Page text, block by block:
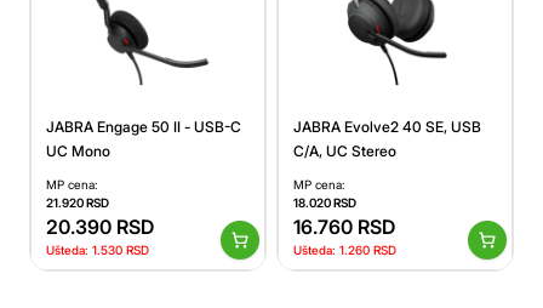
JABRA Engage 50 II - USB-C
UC Mono
MP cena:
21.920RSD
20.390 RSD
Ušteda: 1.530 RSD
JABRA Evolve2 40 SE, USB
C/A, UC Stereo
MP cena:
18.020RSD
16.760 RSD
Ušteda: 1.260 RSD